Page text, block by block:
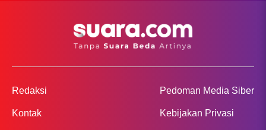
Redaksi
Kontak
Pedoman Media Siber
Kebijakan Privasi